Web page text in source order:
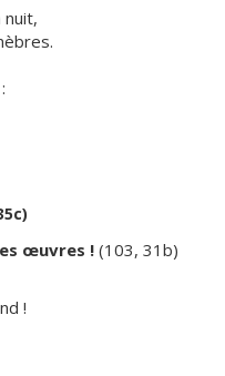
nuit,
œuvres !(103, 31b)
!